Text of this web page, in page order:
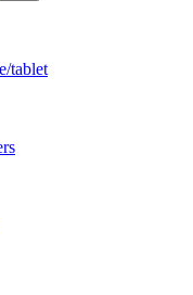
tablet